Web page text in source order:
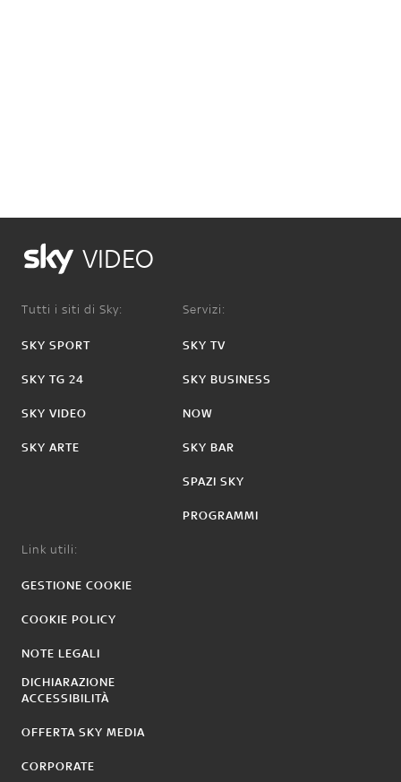
VIDEO
Tutti i siti di Sky:
SKY SPORT
SKY TG 24
SKY VIDEO
SKY ARTE
Servizi:
SKY TV
SKY BUSINESS
NOW
SKY BAR
SPAZI SKY
PROGRAMMI
Link utili:
GESTIONE COOKIE
COOKIE POLICY
NOTE LEGALI
DICHIARAZIONE
ACCESSIBILITÀ
OFFERTA SKY MEDIA
CORPORATE